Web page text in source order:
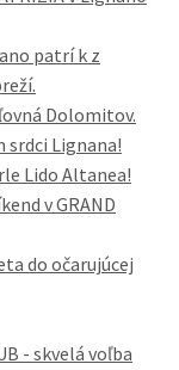
patrí k z
Dolomitov.
srdci Lignana!
Lido Altanea!
v GRAND
do očarujúcej
- skvelá voľba